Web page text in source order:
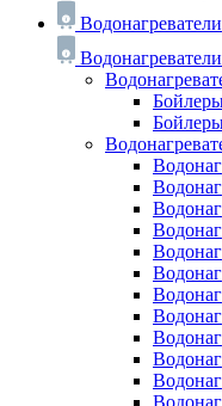
Водонагреватели
Водонагреватели